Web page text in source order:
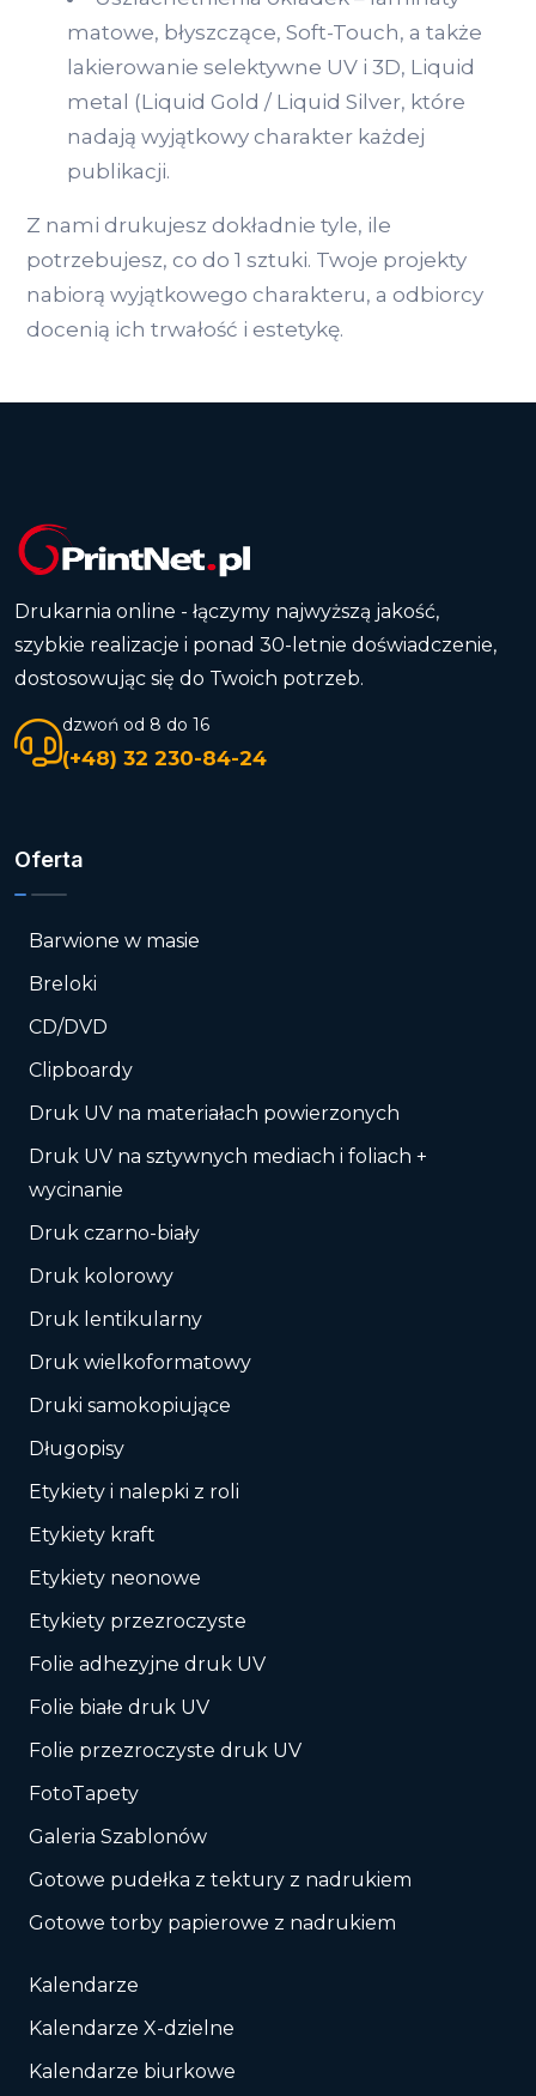
matowe, błyszczące, Soft-Touch, a także
lakierowanie selektywne UV i 3D, Liquid
metal (Liquid Gold / Liquid Silver, które
nadają wyjątkowy charakter każdej
publikacji.
Z nami drukujesz dokładnie tyle, ile
potrzebujesz, co do 1 sztuki. Twoje projekty
nabiorą wyjątkowego charakteru, a odbiorcy
docenią ich trwałość i estetykę.
Drukarnia online - łączymy najwyższą jakość,
szybkie realizacje i ponad 30-letnie doświadczenie,
dostosowując się do Twoich potrzeb.
dzwoń od 8 do 16
(+48) 32 230-84-24
Oferta
Barwione w masie
Breloki
CD/DVD
Clipboardy
Druk UV na materiałach powierzonych
Druk UV na sztywnych mediach i foliach +
wycinanie
Druk czarno-biały
Druk kolorowy
Druk lentikularny
Druk wielkoformatowy
Druki samokopiujące
Długopisy
Etykiety i nalepki z roli
Etykiety kraft
Etykiety neonowe
Etykiety przezroczyste
Folie adhezyjne druk UV
Folie białe druk UV
Folie przezroczyste druk UV
FotoTapety
Galeria Szablonów
Gotowe pudełka z tektury z nadrukiem
Gotowe torby papierowe z nadrukiem
Kalendarze
Kalendarze X-dzielne
Kalendarze biurkowe